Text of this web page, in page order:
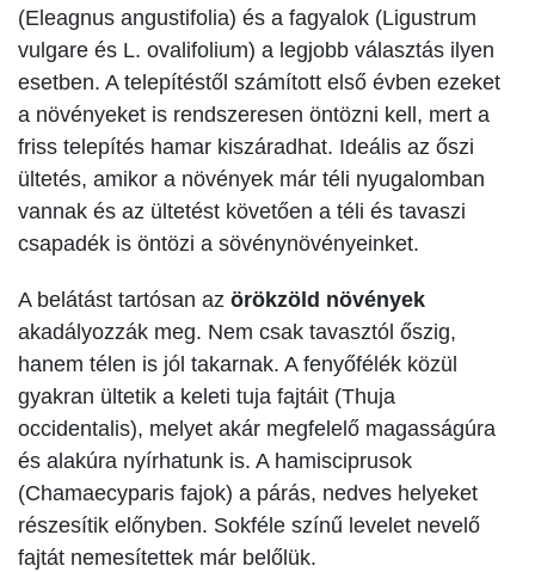
(Eleagnus angustifolia) és a fagyalok (Ligustrum
vulgare és L. ovalifolium) a legjobb választás ilyen
esetben. A telepítéstől számított első évben ezeket
a növényeket is rendszeresen öntözni kell, mert a
friss telepítés hamar kiszáradhat. Ideális az őszi
ültetés, amikor a növények már téli nyugalomban
vannak és az ültetést követően a téli és tavaszi
csapadék is öntözi a sövénynövényeinket.
A belátást tartósan az örökzöld növények
akadályozzák meg. Nem csak tavasztól őszig,
hanem télen is jól takarnak. A fenyőfélék közül
gyakran ültetik a keleti tuja fajtáit (Thuja
occidentalis), melyet akár megfelelő magasságúra
és alakúra nyírhatunk is. A hamisciprusok
(Chamaecyparis fajok) a párás, nedves helyeket
részesítik előnyben. Sokféle színű levelet nevelő
fajtát nemesítettek már belőlük.